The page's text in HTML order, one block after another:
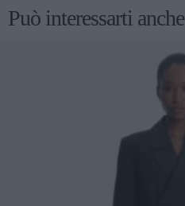
Può interessarti anche